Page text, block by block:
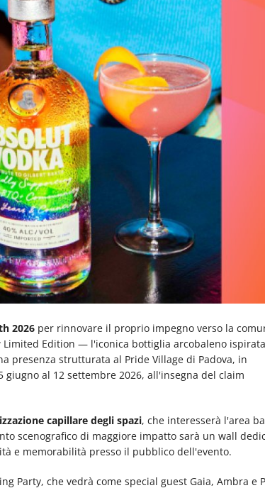
2026 per rinnovare il proprio impegno verso la
Limited Edition — l'iconica bottiglia arcobaleno
presenza strutturata al Pride Village di Padova, in
al 12 settembre 2026, all'insegna del claim
capillare degli spazi, che interesserà l'area
scenografico di maggiore impatto sarà un wall
e memorabilità presso il pubblico dell'evento.
Party, che vedrà come special guest Gaia, Ambra e